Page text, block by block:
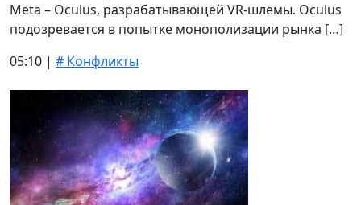
Meta – Oculus, разрабатывающей VR-шлемы. Oculus
подозревается в попытке монополизации рынка […]
05:10 | # Конфликты